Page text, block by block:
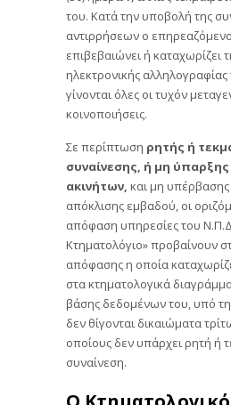
του. Κατά την υποβολή της
αντιρρήσεων ο
επιβεβαιώνει ή καταχωρίζει
ηλεκτρονικής
γίνονται όλες οι τυχόν
κοινοποιήσεις.
Σε περίπτωση ρητής ή
συναίνεσης, ή μη
ακινήτων, και μη
απόκλισης εμβαδού, οι
απόφαση υπηρεσίες του
Κτηματολόγιο» προβαίνουν
απόφασης η οποία
στα κτηματολογικά
βάσης δεδομένων του, υπό
δεν θίγονται δικαιώματα
οποίους δεν υπάρχει ρητή ή
συναίνεση.
Ο